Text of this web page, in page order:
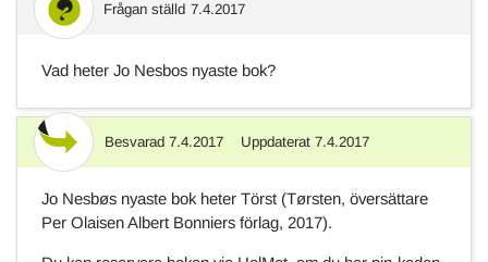
Frågan ställd 7.4.2017
Vad heter Jo Nesbos nyaste bok?
Svar Besvarad 7.4.2017 Uppdaterat 7.4.2017
Jo Nesbøs nyaste bok heter Törst (Tørsten, översättare
Per Olaisen Albert Bonniers förlag, 2017).